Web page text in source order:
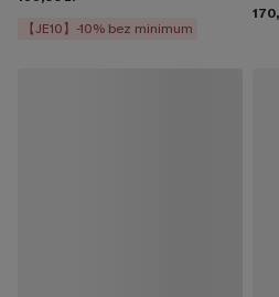
【JE10】-10% bez minimum